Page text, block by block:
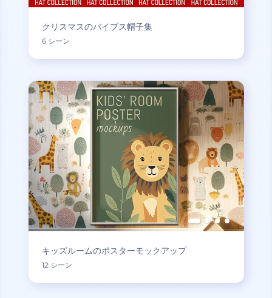
クリスマスのバイブス帽子集
6 シーン
キッズルームのポスターモックアップ
12 シーン